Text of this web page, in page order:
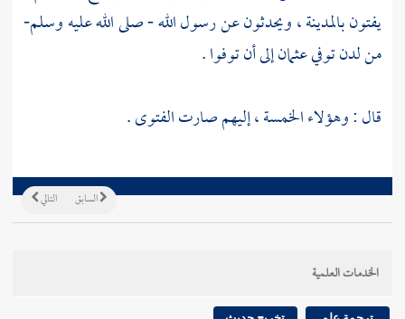
يفتونبالمدينة، ويحدثون عن رسول الله - صلى الله عليه وسلم-
من لدن توفيعثمانإلى أن توفوا .
قال : وهؤلاء الخمسة ، إليهم صارت الفتوى .
التالي السابق
الخدمات العلمية